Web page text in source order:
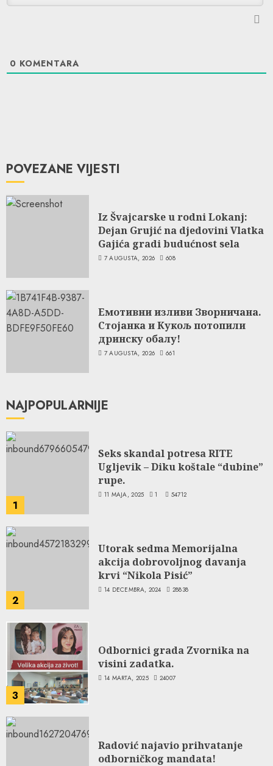
0 KOMENTARA
POVEZANE VIJESTI
Iz Švajcarske u rodni Lokanj:
Dejan Grujić na djedovini Vlatka
Gajića gradi budućnost sela
7 AUGUSTA, 2026 608
Емотивни изливи Зворничана.
Стојанка и Кукољ потопили
дринску обалу!
7 AUGUSTA, 2026 661
NAJPOPULARNIJE
1
Seks skandal potresa RITE
Ugljevik – Diku koštale “dubine”
rupe.
11 MAJA, 2025 1 54712
2
Utorak sedma Memorijalna
akcija dobrovoljnog davanja
krvi “Nikola Pisić”
14 DECEMBRA, 2024 28838
3
Odbornici grada Zvornika na
visini zadatka.
14 MARTA, 2025 24007
Radović najavio prihvatanje
odborničkog mandata!